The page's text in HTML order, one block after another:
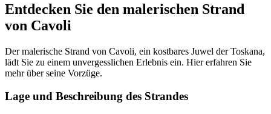
Entdecken Sie den malerischen Strand
von Cavoli
Der malerische Strand von Cavoli, ein kostbares Juwel der Toskana,
lädt Sie zu einem unvergesslichen Erlebnis ein. Hier erfahren Sie
mehr über seine Vorzüge.
Lage und Beschreibung des Strandes